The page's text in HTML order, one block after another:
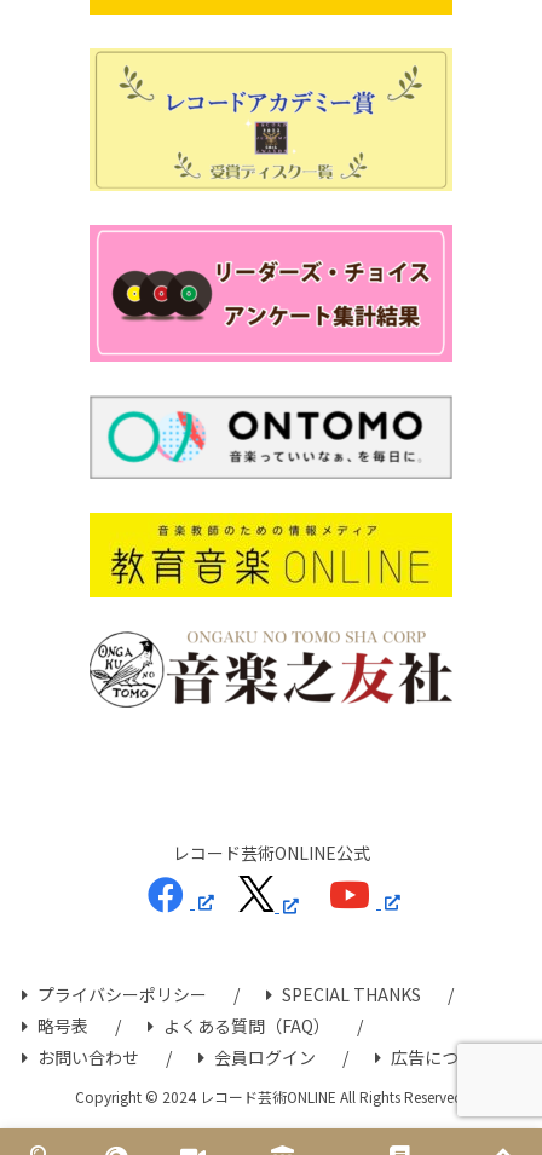
レコード芸術ONLINE公式
プライバシーポリシー
SPECIAL THANKS
略号表
よくある質問（FAQ）
お問い合わせ
会員ログイン 広告について
Copyright © 2024 レコード芸術ONLINE All Rights Reserved.